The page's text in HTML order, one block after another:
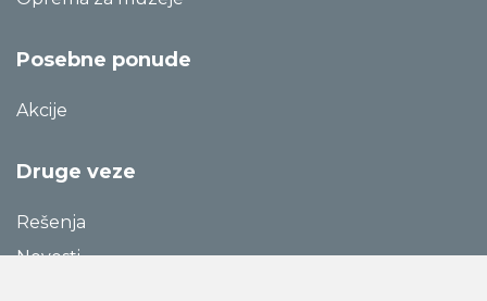
Posebne ponude
Akcije
Druge veze
Rešenja
Novosti